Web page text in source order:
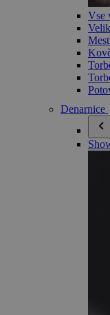
Vse
Denarnice